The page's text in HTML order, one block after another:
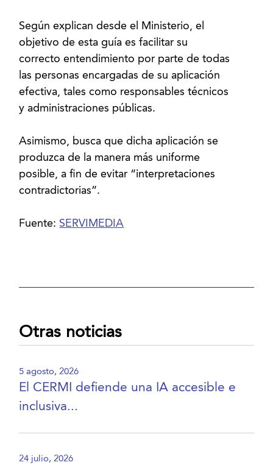
Según explican desde el Ministerio, el
objetivo de esta guía es facilitar su
correcto entendimiento por parte de todas
las personas encargadas de su aplicación
efectiva, tales como responsables técnicos
y administraciones públicas.
Asimismo, busca que dicha aplicación se
produzca de la manera más uniforme
posible, a fin de evitar “interpretaciones
contradictorias”.
Fuente: SERVIMEDIA
Otras noticias
5 agosto, 2026
El CERMI defiende una IA accesible e
inclusiva...
24 julio, 2026